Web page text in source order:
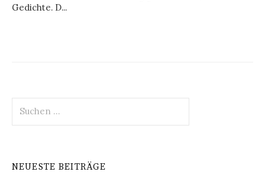
Gedichte. D...
nach:
NEUESTE BEITRÄGE